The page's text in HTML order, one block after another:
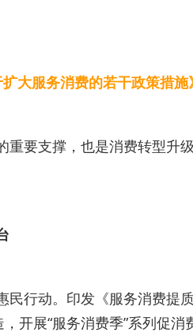
大服务消费的若干政策措施
重要支撑，也是消费转型升
民行动。印发《服务消费
，开展“服务消费季”系列促